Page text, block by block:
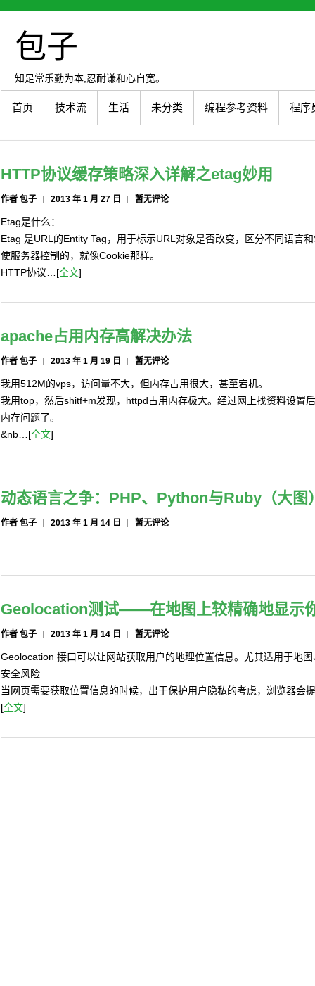
包子
知足常乐勤为本,忍耐谦和心自宽。
首页 技术流 生活 未分类 编程参考资料 程序
HTTP协议缓存策略深入详解之etag妙用
作者 包子 2013 年 1 月 27 日 暂无评论
Etag是什么：
Etag 是URL的Entity Tag，用于标示URL对象是否改变，区分不同语言
使服务器控制的，就像Cookie那样。
HTTP协议…[全文]
apache占用内存高解决办法
作者 包子 2013 年 1 月 19 日 暂无评论
我用512M的vps，访问量不大，但内存占用很大，甚至宕机。
我用top，然后shitf+m发现，httpd占用内存极大。经过网上找资料设置
内存问题了。
&nb…[全文]
动态语言之争：PHP、Python与Ruby（大图
作者 包子 2013 年 1 月 14 日 暂无评论
Geolocation测试——在地图上较精确地显示
作者 包子 2013 年 1 月 14 日 暂无评论
Geolocation 接口可以让网站获取用户的地理位置信息。尤其适用于地
安全风险
当网页需要获取位置信息的时候，出于保护用户隐私的考虑，浏览器会
[全文]